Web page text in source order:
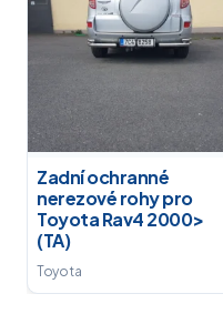
Zadní ochranné
nerezové rohy pro
Toyota Rav4 2000>
(TA)
Toyota